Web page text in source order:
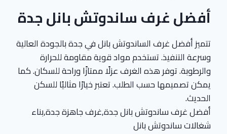
أفضل غرف ساندوتش بانل جدة
تتميز أفضل غرف الساندوتش بانل في جدة بالجودة العالية
وسرعة التنفيذ. تستخدم مواد قوية مقاومة للحرارة
والرطوبة. توفر هذه الغرف عزلًا ممتازًا وراحة للسكان. كما
يمكن تصميمها حسب الطلب. تعتبر خيارًا مثاليًا للسكن
الحديث.
أفضل غرف ساندوتش بانل جدة,غرف جاهزة جدة,بناء
شغالات ساندوتش بانل